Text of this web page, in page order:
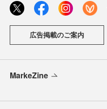
広告掲載のご案内
MarkeZine